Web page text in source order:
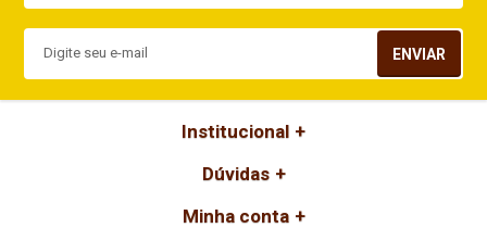
ENVIAR
Institucional
Dúvidas
Minha conta